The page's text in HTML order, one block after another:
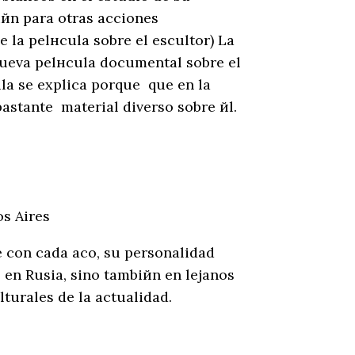
para otras acciones
la pelнcula sobre el escultor) La
pelнcula documental sobre el
se explica porque que en la
material diverso sobre йl.
Aires
cada aсo, su personalidad
Rusia, sino tambiйn en lejanos
de la actualidad.